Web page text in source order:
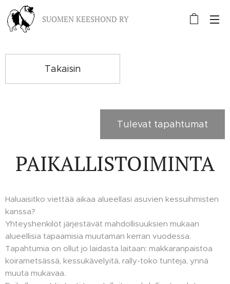
SUOMEN KEESHOND RY
Takaisin
Tulevat tapahtumat
PAIKALLISTOIMINTA
Haluaisitko viettää aikaa alueellasi asuvien kessuihmisten
kanssa?
Yhteyshenkilöt järjestävät mahdollisuuksien mukaan
alueellisia tapaamisia muutaman kerran vuodessa.
Tapahtumia on ollut jo laidasta laitaan: makkaranpaistoa
koirametsässä, kessukävelyitä, rally-toko tunteja, ynnä
muuta mukavaa.